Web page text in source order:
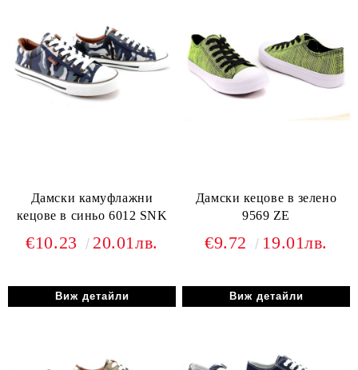
Дамски камуфлажни
кецове в синьо 6012 SNK
€10.23 20.01лв.
Виж детайли
Дамски кецове в зелено
9569 ZE
€9.72 19.01лв.
Виж детайли